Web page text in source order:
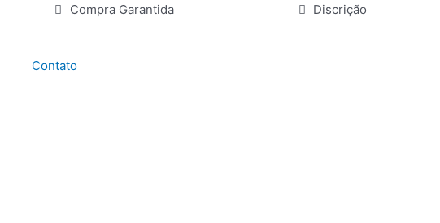
Compra Garantida Discrição
Contato